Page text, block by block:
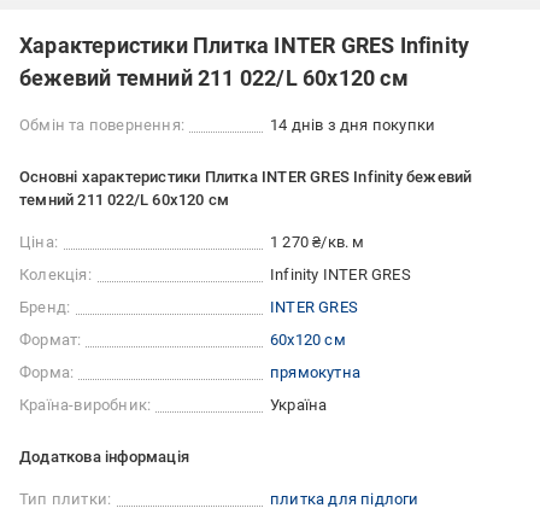
Характеристики Плитка INTER GRES Infinity
бежевий темний 211 022/L 60x120 см
Обмін та повернення: 14 днів з дня покупки
Основні характеристики Плитка INTER GRES Infinity бежевий
темний 211 022/L 60x120 см
Ціна:
1 270 ₴/кв. м
Колекція:
Infinity INTER GRES
Бренд:
INTER GRES
Формат:
60x120 см
Форма:
прямокутна
Країна-виробник:
Україна
Додаткова інформація
Тип плитки: плитка для підлоги